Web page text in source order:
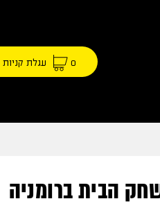
0 עגלת קניות
הבית ברומניה